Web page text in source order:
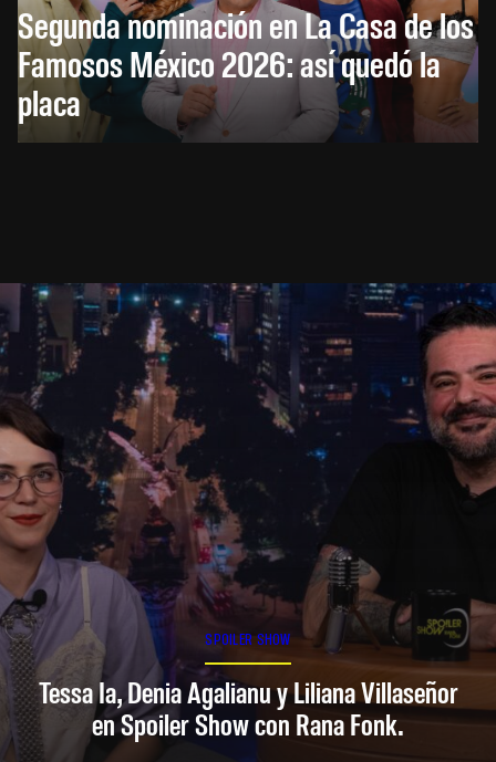
Segunda nominación en La Casa de los
Famosos México 2026: así quedó la
placa
SPOILER SHOW
Tessa Ia, Denia Agalianu y Liliana Villaseñor
en Spoiler Show con Rana Fonk.